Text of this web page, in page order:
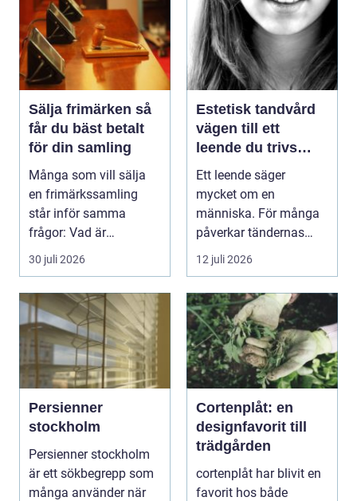
Sälja frimärken så
får du bäst betalt
för din samling
Många som vill sälja
en frimärkssamling
står inför samma
frågor: Vad är
samlingen värd? Var
vänder m...
30 juli 2026
Estetisk tandvård
vägen till ett
leende du trivs
med
Ett leende säger
mycket om en
människa. För många
påverkar tändernas
utseende både
självförtroendet ...
12 juli 2026
Persienner
stockholm
Persienner stockholm
är ett sökbegrepp som
många använder när
Cortenplåt: en
designfavorit till
trädgården
cortenplåt har blivit en
favorit hos både